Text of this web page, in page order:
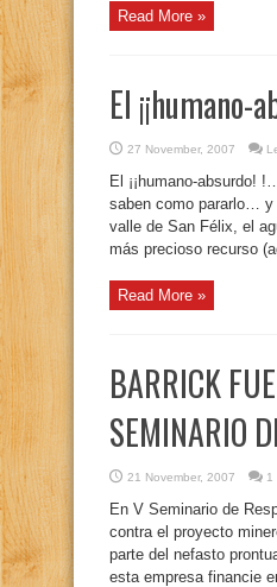
Read More »
El ¡¡humano-
27 November, 2007
El ¡¡humano-absurdo!
saben como pararlo… y
valle de San Félix, el
más precioso recurso
Read More »
BARRICK
SEMINARIO
21 November, 2007 1
En V Seminario de
contra el proyecto
parte del nefasto
esta empresa financie